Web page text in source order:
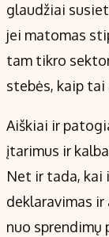
glaudžiai
jei matomas
tam tikro
stebės, kaip
Aiškiai ir
įtarimus ir
Net ir tada, kai
deklaravimas
nuo sprendimų